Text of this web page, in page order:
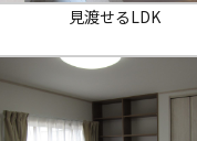
見渡せるLDK